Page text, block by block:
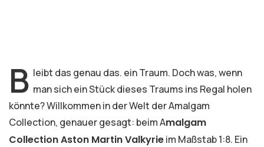
b leibt das genau das. ein Traum. Doch was, wenn
man sich ein Stück dieses Traums ins Regal holen
könnte? Willkommen in der Welt der Amalgam
Collection, genauer gesagt: beim Amalgam
Collection Aston Martin Valkyrieim Maßstab 1:8. Ein